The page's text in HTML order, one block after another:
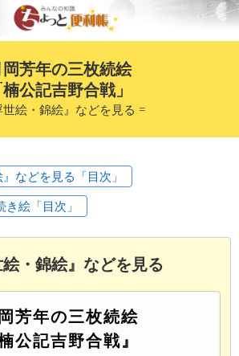
岡芳年の三枚続絵
楠公記吉野合戦」
世絵・錦絵』などを見る =
などを見る「目次」
き絵「目次」
絵・錦絵』などを見る
芳年の三枚続絵
楠公記吉野合戦』